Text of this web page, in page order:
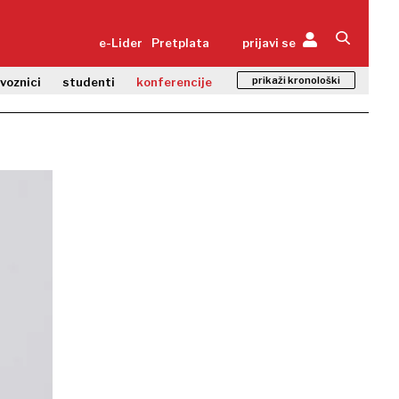
e-Lider Pretplata prijavi se
studenti konferencije prikaži kronološki